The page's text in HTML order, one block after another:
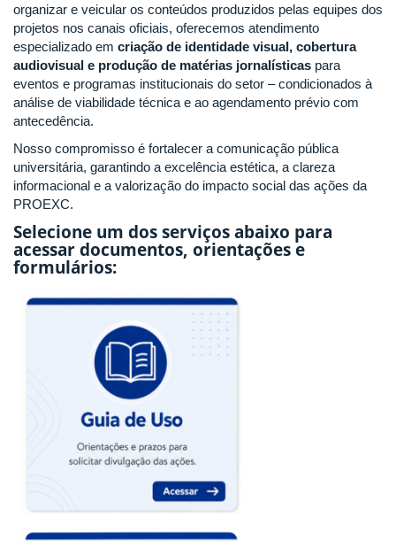
organizar e veicular os conteúdos produzidos pelas equipes dos
projetos nos canais oficiais, oferecemos atendimento
especializado em criação de identidade visual, cobertura
audiovisual e produção de matérias jornalísticas para
eventos e programas institucionais do setor – condicionados à
análise de viabilidade técnica e ao agendamento prévio com
antecedência.
Nosso compromisso é fortalecer a comunicação pública
universitária, garantindo a excelência estética, a clareza
informacional e a valorização do impacto social das ações da
PROEXC.
Selecione um dos serviços abaixo para
acessar documentos, orientações e
formulários: